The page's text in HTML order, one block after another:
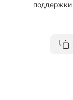
поддержки